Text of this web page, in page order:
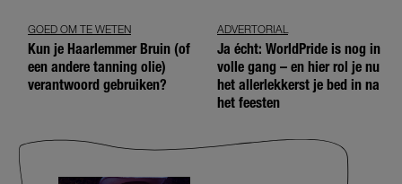
GOED OM TE WETEN
Kun je Haarlemmer Bruin (of
een andere tanning olie)
verantwoord gebruiken?
ADVERTORIAL
Ja écht: WorldPride is nog in
volle gang – en hier rol je nu
het allerlekkerst je bed in na
het feesten